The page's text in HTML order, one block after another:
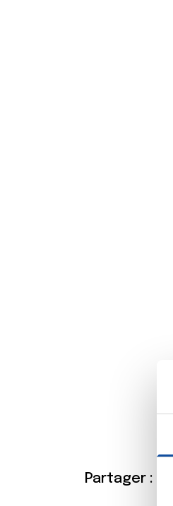
Partager :